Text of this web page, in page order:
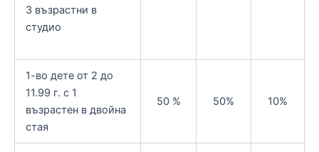
3 възрастни в
студио
1-во дете от 2 до
11.99 г. с 1
възрастен в двойна
стая
50 % 50% 10%